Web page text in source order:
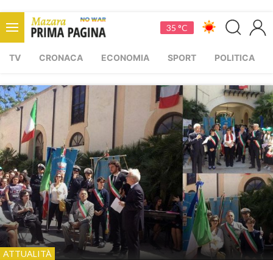
35 °C
TV CRONACA ECONOMIA SPORT POLITICA
ATTUALITÀ